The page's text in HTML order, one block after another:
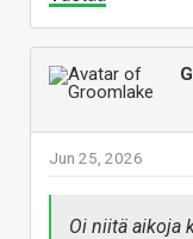
Jun 25, 2026
Oi niitä aikoja